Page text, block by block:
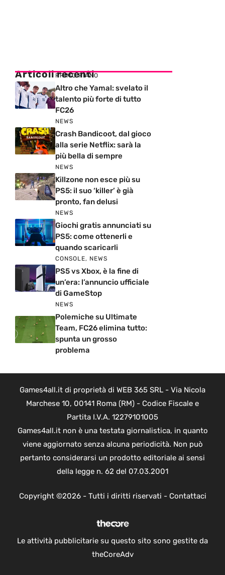
Articoli recenti
PRIMO PIANO
Altro che Yamal: svelato il
talento più forte di tutto
FC26
NEWS
Crash Bandicoot, dal gioco
alla serie Netflix: sarà la
più bella di sempre
NEWS
Killzone non esce più su
PS5: il suo ‘killer’ è già
pronto, fan delusi
NEWS
Giochi gratis annunciati su
PS5: come ottenerli e
quando scaricarli
CONSOLE, NEWS
PS5 vs Xbox, è la fine di
un’era: l’annuncio ufficiale
di GameStop
NEWS
Polemiche su Ultimate
Team, FC26 elimina tutto:
spunta un grosso
problema
Games4all.it di proprietà di WEB 365 SRL - Via Nicola
Marchese 10, 00141 Roma (RM) - Codice Fiscale e
Partita I.V.A. 12279101005
Games4all.it non è una testata giornalistica, in quanto
viene aggiornato senza alcuna periodicità. Non può
pertanto considerarsi un prodotto editoriale ai sensi
della legge n. 62 del 07.03.2001
Copyright ©2026 - Tutti i diritti riservati - Contattaci
Le attività pubblicitarie su questo sito sono gestite da
theCoreAdv